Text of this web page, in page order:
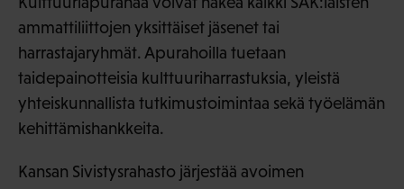
ammattiliittojen yksittäiset jäsenet tai
harrastajaryhmät. Apurahoilla tuetaan
taidepainotteisia kulttuuriharrastuksia, yleistä
yhteiskunnallista tutkimustoimintaa sekä työelämän
kehittämishankkeita.
Kansan Sivistysrahasto järjestää avoimen